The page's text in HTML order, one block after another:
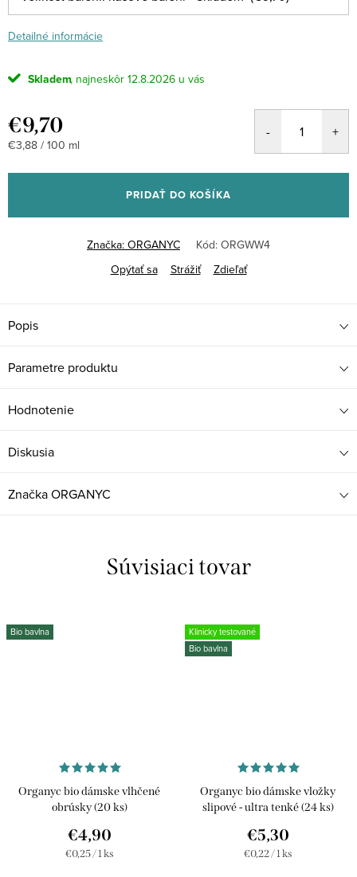
Detailné informácie
Skladem 12.8.2026
€9,70
Jednotková
€3,88 / 100 ml
PRIDAŤ DO KOŠÍKA
Značka: ORGANYC Kód: ORGWW4
Opýtať sa
Strážiť Zdieľať
Popis
Parametre produktu
Hodnotenie
Diskusia
ZnačkaORGANYC
Súvisiaci tovar
Bio bavlna
Organyc bio dámske vlhčené
obrúsky (20 ks)
€4,90
Jednotková
€0,25 / 1 ks
Klinicky testované
Bio bavlna
Organyc bio dámske vložky
slipové - ultra tenké (24 ks)
€5,30
Jednotková
€0,22 / 1 ks